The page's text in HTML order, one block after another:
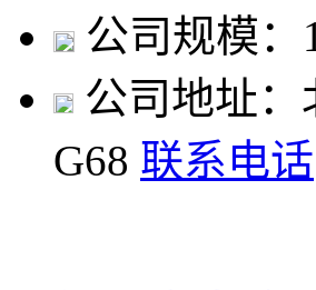
公司规模：
公司地址
G68 联系电话